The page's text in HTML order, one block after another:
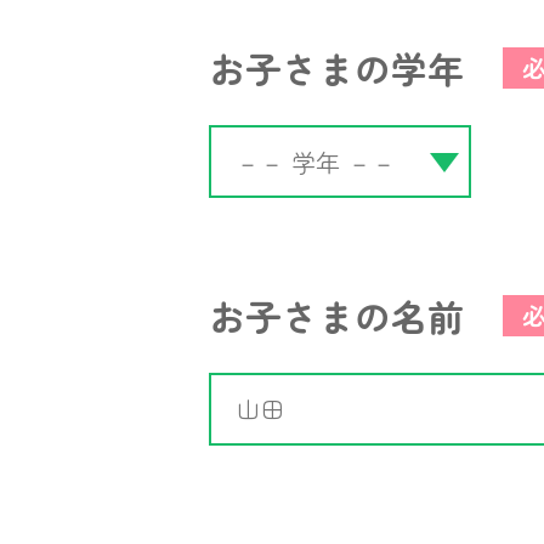
お子さまの学年
お子さまの名前